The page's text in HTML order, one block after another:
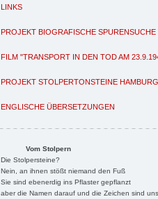
LINKS
PROJEKT BIOGRAFISCHE SPURENSUCHE
FILM "TRANSPORT IN DEN TOD AM
PROJEKT STOLPERTONSTEINE HAMBURG
ENGLISCHE ÜBERSETZUNGEN
Vom Stolpern
Die Stolpersteine?
Nein, an ihnen stößt niemand den Fuß
Sie sind ebenerdig ins Pflaster gepflanzt
aber die Namen darauf und die Zeichen sind